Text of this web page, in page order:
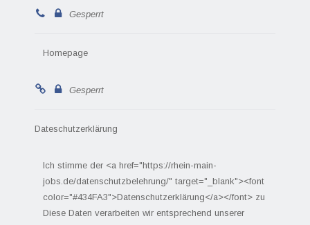
Gesperrt
Homepage
Gesperrt
Dateschutzerklärung
Ich stimme der <a href="https://rhein-main-
jobs.de/datenschutzbelehrung/" target="_blank"><font
color="#434FA3">Datenschutzerklärung</a></font> zu
Diese Daten verarbeiten wir entsprechend unserer